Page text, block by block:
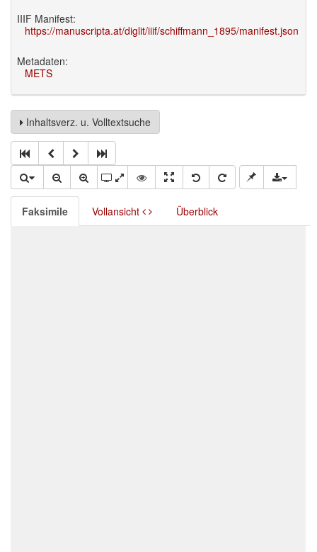
IIIF Manifest:
https://manuscripta.at/diglit/iiif/schiffmann_1895/manifest.json
Metadaten:
METS
Inhaltsverz. u. Volltextsuche
Faksimile Vollansicht Überblick